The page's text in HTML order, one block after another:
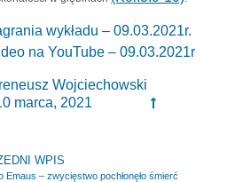
wykładu – 09.03.2021r.
na YouTube – 09.03.2021r
Ireneusz Wojciechowski
marca, 2021
WPIS
Emaus – zwycięstwo pochłonęło śmierć